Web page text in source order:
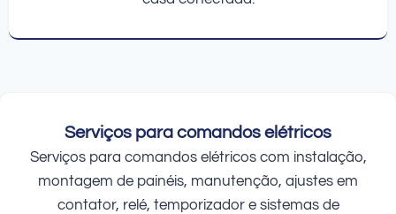
Serviços para comandos elétricos
Serviços para comandos elétricos com instalação,
montagem de painéis, manutenção, ajustes em
contator, relé, temporizador e sistemas de